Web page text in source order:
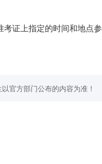
考证上指定的时间和地点参
官方部门公布的内容为准！